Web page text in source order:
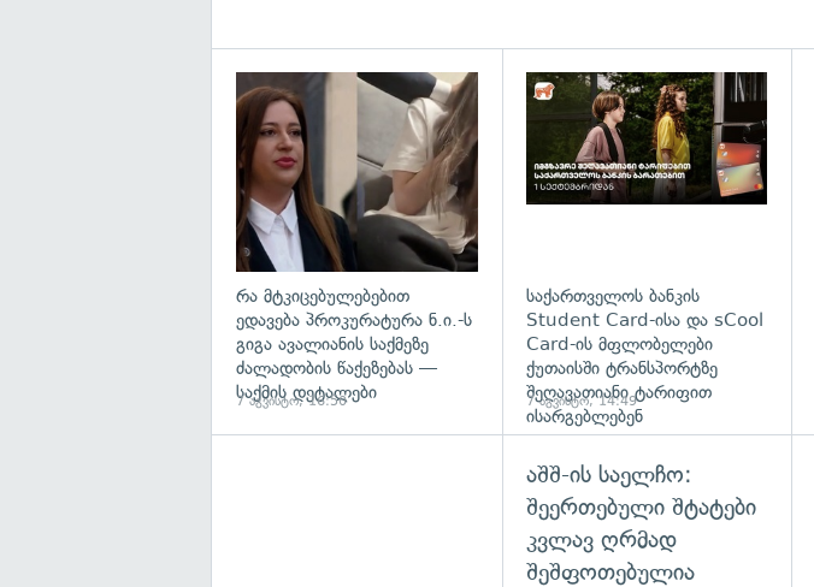
გადახედვა
რა მტკიცებულებებით
ედავება პროკურატურა ნ.ი.-ს
გიგა ავალიანის საქმეზე
ძალადობის წაქეზებას —
საქმის დეტალები
7 აგვისტო, 16:50
საქართველოს ბანკის
Student Card-ისა და sCool
Card-ის მფლობელები
ქუთაისში ტრანსპორტზე
შეღავათიანი ტარიფით
ისარგებლებენ
7 აგვისტო, 14:49
აშშ-ის საელჩო:
შეერთებული შტატები
კვლავ ღრმად
შეშფოთებულია